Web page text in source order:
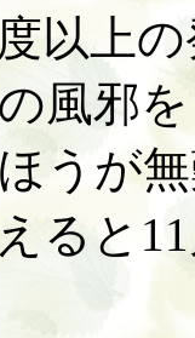
以上
風邪
うが
ると